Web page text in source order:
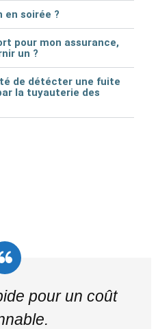
en soirée ?
pour mon assurance,
un ?
de détécter une fuite
la tuyauterie des
pour un coût